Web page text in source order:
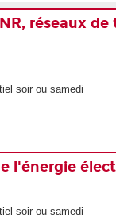
réseaux
soir ou samedi
l'énergie
soir ou samedi